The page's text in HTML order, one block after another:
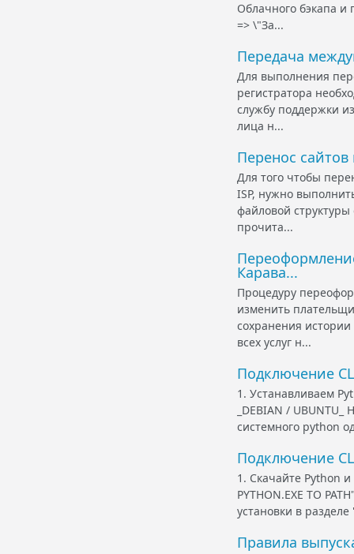
Облачного бэкапа и
=> \"За...
Передача
Для выполнения
регистратора
службу поддержки
лица н...
Перенос
Для того чтобы
ISP, нужно
файловой
прочита...
Карава...
Процедуру
изменить
сохранения истории
всех услуг н...
Подключение
1. Устанавливаем
_DEBIAN /
системного python
Подключение
1. Скачайте Python и
PYTHON.EXE TO
установки в разделе
Правила